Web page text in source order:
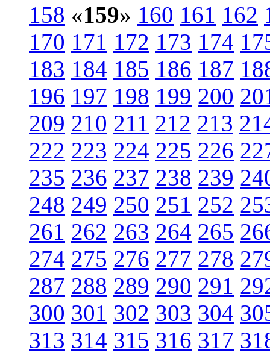
158 «159» 160 161 162
170 171 172 173 174
183 184 185 186 187
196 197 198 199 200
209 210 211 212 213
222 223 224 225 226
235 236 237 238 239
248 249 250 251 252
261 262 263 264 265
274 275 276 277 278
287 288 289 290 291
300 301 302 303 304
313 314 315 316 317